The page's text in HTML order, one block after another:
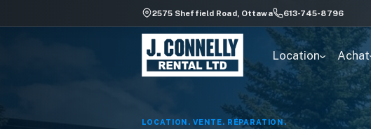
2575 Sheffield Road, Ottawa 613-745-8796
Location Achat
Rechercher
des
locations
LOCATION. VENTE. RÉPARATION.